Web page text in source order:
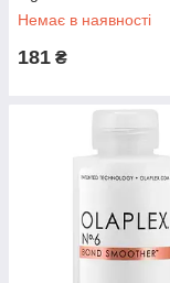
Немає в наявності
181 ₴